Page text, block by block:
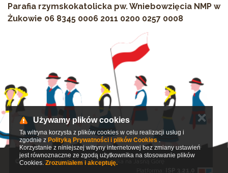
Parafia rzymskokatolicka pw. Wniebowzięcia NMP w
Żukowie 06 8345 0006 2011 0200 0257 0008
© 2017 Kaszubska Piesza Pielgrzymka na Jasną Górę
Używamy plików cookies
Ta witryna korzysta z plików cookies w celu realizacji usług i
zgodnie z Polityką Prywatności i plików Cookies.
Korzystanie z niniejszej witryny internetowej bez zmiany ustawień
jest równoznaczne ze zgodą użytkownika na stosowanie plików
Cookies. Zrozumiałem i akceptuję.
✕